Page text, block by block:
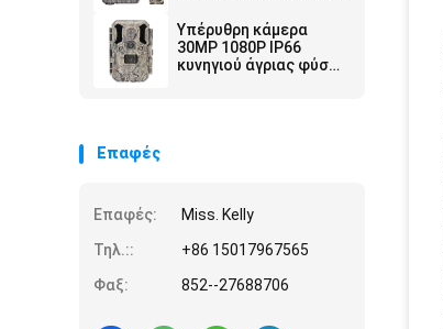
13MP CMOS διπλή
κοντά
Υπέρυθρη κάμερα
30MP 1080P IP66
κυνηγιού άγριας φύσης
Επαφές
Επαφές:
Miss. Kelly
Τηλ.::
+86 15017967565
Φαξ:
852--27688706